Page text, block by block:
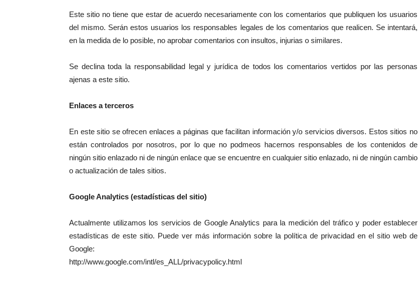
Este sitio no tiene que estar de acuerdo necesariamente con los comentarios que publiquen los usuarios
del mismo. Serán estos usuarios los responsables legales de los comentarios que realicen. Se intentará,
en la medida de lo posible, no aprobar comentarios con insultos, injurias o similares.
Se declina toda la responsabilidad legal y jurídica de todos los comentarios vertidos por las personas
ajenas a este sitio.
Enlaces a terceros
En este sitio se ofrecen enlaces a páginas que facilitan información y/o servicios diversos. Estos sitios no
están controlados por nosotros, por lo que no podmeos hacernos responsables de los contenidos de
ningún sitio enlazado ni de ningún enlace que se encuentre en cualquier sitio enlazado, ni de ningún cambio
o actualización de tales sitios.
Google Analytics (estadísticas del sitio)
Actualmente utilizamos los servicios de Google Analytics para la medición del tráfico y poder establecer
estadísticas de este sitio. Puede ver más información sobre la política de privacidad en el sitio web de
Google:
http://www.google.com/intl/es_ALL/privacypolicy.html